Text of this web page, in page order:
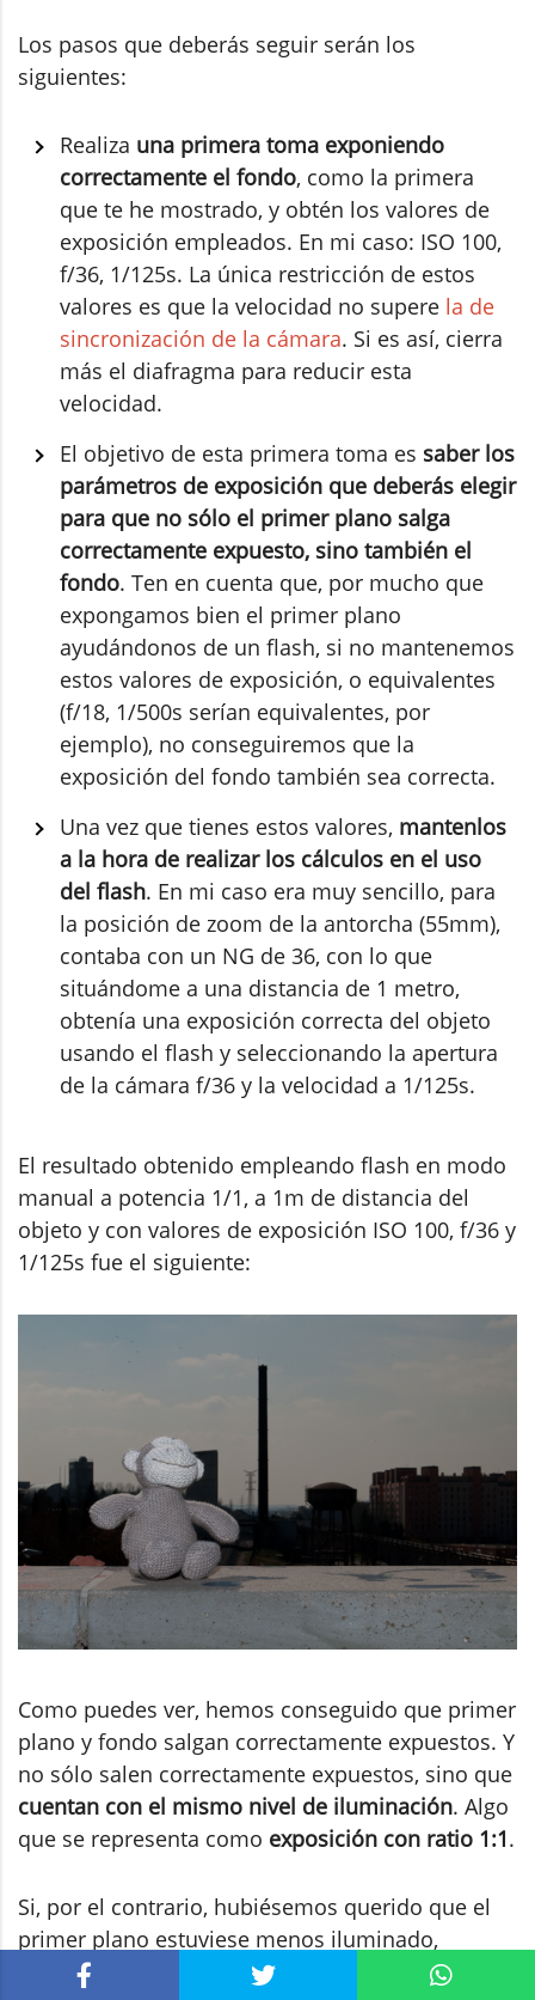
Los pasos que deberás seguir serán los
siguientes:
Realiza una primera toma exponiendo
correctamente el fondo, como la primera
que te he mostrado, y obtén los valores de
exposición empleados. En mi caso: ISO 100,
f/36, 1/125s. La única restricción de estos
valores es que la velocidad no supere la de
sincronización de la cámara. Si es así, cierra
más el diafragma para reducir esta
velocidad.
El objetivo de esta primera toma es saber los
parámetros de exposición que deberás elegir
para que no sólo el primer plano salga
correctamente expuesto, sino también el
fondo. Ten en cuenta que, por mucho que
expongamos bien el primer plano
ayudándonos de un flash, si no mantenemos
estos valores de exposición, o equivalentes
(f/18, 1/500s serían equivalentes, por
ejemplo), no conseguiremos que la
exposición del fondo también sea correcta.
Una vez que tienes estos valores, mantenlos
a la hora de realizar los cálculos en el uso
del flash. En mi caso era muy sencillo, para
la posición de zoom de la antorcha (55mm),
contaba con un NG de 36, con lo que
situándome a una distancia de 1 metro,
obtenía una exposición correcta del objeto
usando el flash y seleccionando la apertura
de la cámara f/36 y la velocidad a 1/125s.
El resultado obtenido empleando flash en modo
manual a potencia 1/1, a 1m de distancia del
objeto y con valores de exposición ISO 100, f/36 y
1/125s fue el siguiente:
Como puedes ver, hemos conseguido que primer
plano y fondo salgan correctamente expuestos. Y
no sólo salen correctamente expuestos, sino que
cuentan con el mismo nivel de iluminación. Algo
que se representa como exposición con ratio 1:1.
Si, por el contrario, hubiésemos querido que el
primer plano estuviese menos iluminado,
podríamos haber obtado por un ratio 1:2. En ese